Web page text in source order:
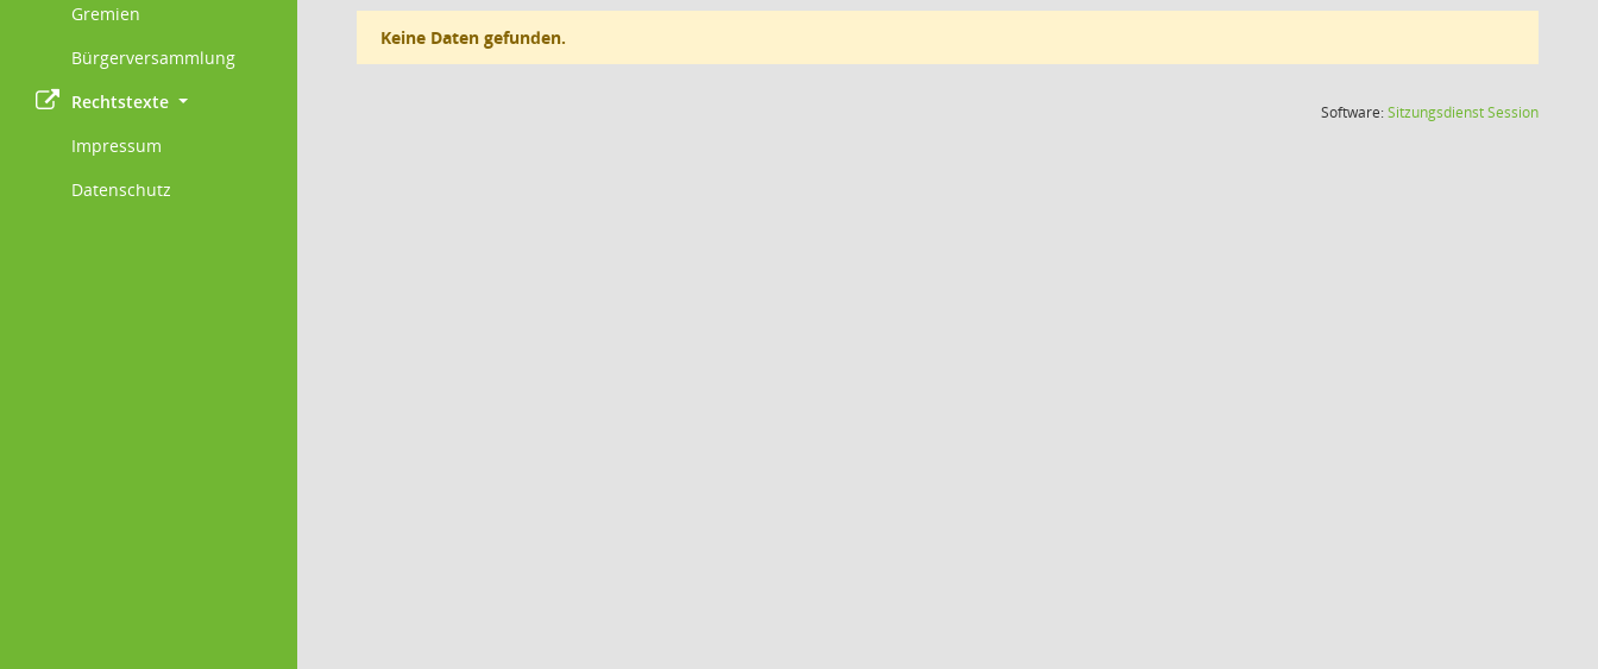
Gremien
Bürgerversammlung
Rechtstexte
Impressum
Datenschutz
Keine Daten gefunden.
Software:SitzungsdienstSession(Wird in